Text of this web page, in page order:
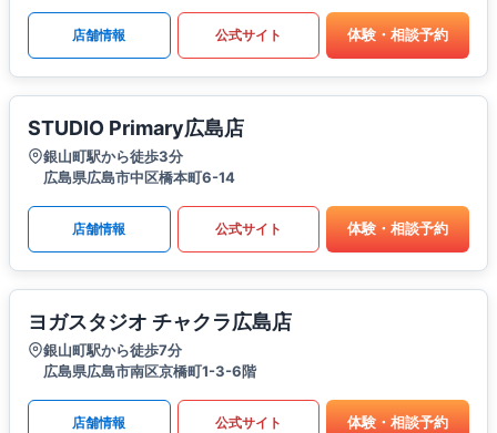
店舗情報 公式サイト 体験・相談予約
STUDIO Primary広島店
銀山町駅から徒歩3分
広島県広島市中区橋本町6-14
店舗情報 公式サイト 体験・相談予約
ヨガスタジオ チャクラ広島店
銀山町駅から徒歩7分
広島県広島市南区京橋町1-3-6階
店舗情報 公式サイト 体験・相談予約